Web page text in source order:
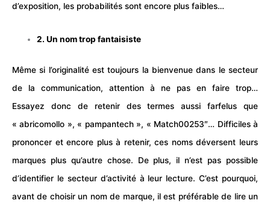
d’exposition, les probabilités sont encore plus faibles…
2. Un nom trop fantaisiste
Même si l’originalité est toujours la bienvenue dans le secteur
de la communication, attention à ne pas en faire trop…
Essayez donc de retenir des termes aussi farfelus que
« abricomollo », « pampantech », « Match00253″… Difficiles à
prononcer et encore plus à retenir, ces noms déversent leurs
marques plus qu’autre chose. De plus, il n’est pas possible
d’identifier le secteur d’activité à leur lecture. C’est pourquoi,
avant de choisir un nom de marque, il est préférable de lire un